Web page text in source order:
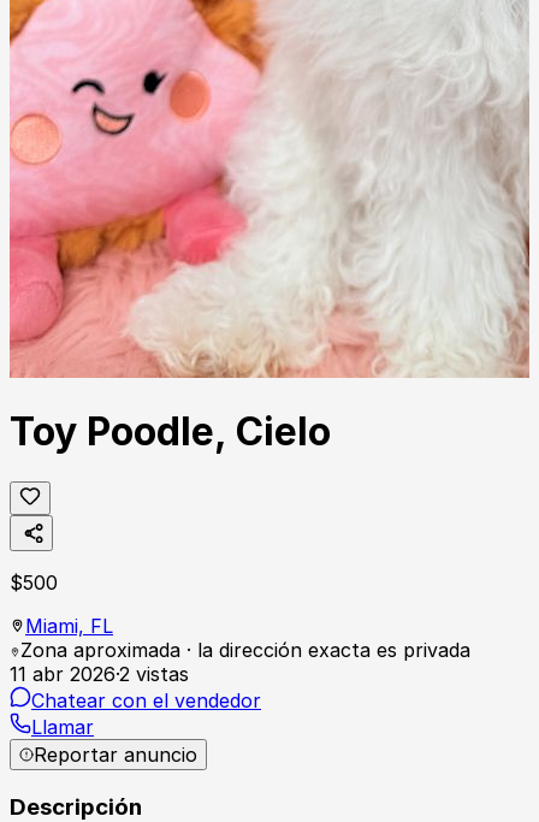
Toy Poodle, Cielo
$500
Miami, FL
Zona aproximada · la dirección exacta es privada
11 abr 2026·2 vistas
Chatear con el vendedor
Llamar
Reportar anuncio
Descripción